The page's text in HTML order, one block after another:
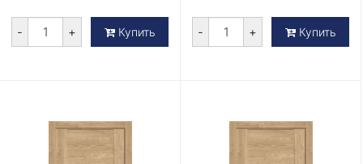
- + Купить - + Купить